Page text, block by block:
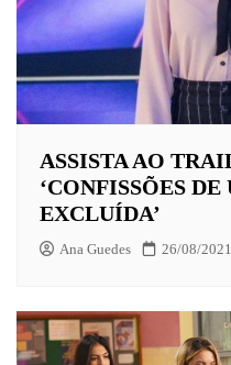
ASSISTA AO
‘CONFISSÕES
EXCLUÍDA’
Ana Guedes 26/08/2021